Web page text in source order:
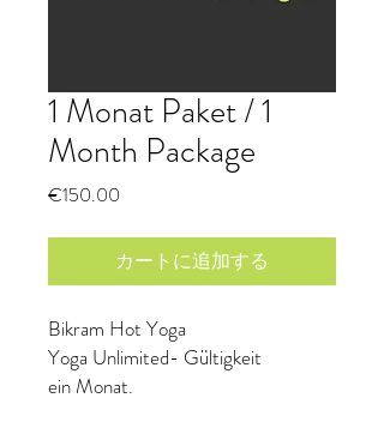
1 Monat Paket / 1
Month Package
€150.00
カートに追加する
Bikram Hot Yoga
Yoga Unlimited- Gültigkeit
ein Monat.